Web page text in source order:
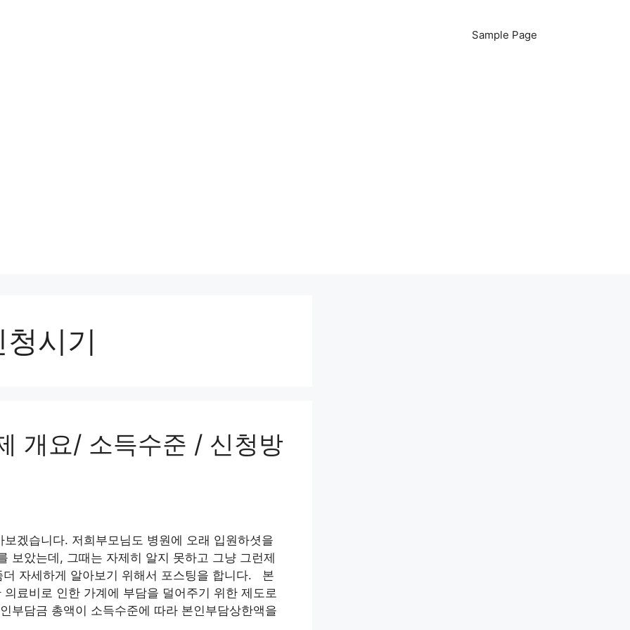
Sample Page
시기
개요/ 소득수준 / 신청방
겠습니다. 저희부모님도 병원에 오래 입원하셧을
보았는데, 그때는 자제히 알지 못하고 그냥 그런제
자세하게 알아보기 위해서 포스팅을 합니다. 본
료비로 인한 가계에 부담을 덜어주기 위한 제도로
부담금 총액이 소득수준에 따라 본인부담상한액을